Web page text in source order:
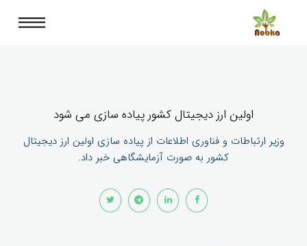
اولین ارز دیجیتال کشور پیاده سازی می شود
وزیر ارتباطات و فناوری اطلاعات از پیاده سازی اولین ارز دیجیتال
کشور به صورت آزمایشگاهی خبر داد.